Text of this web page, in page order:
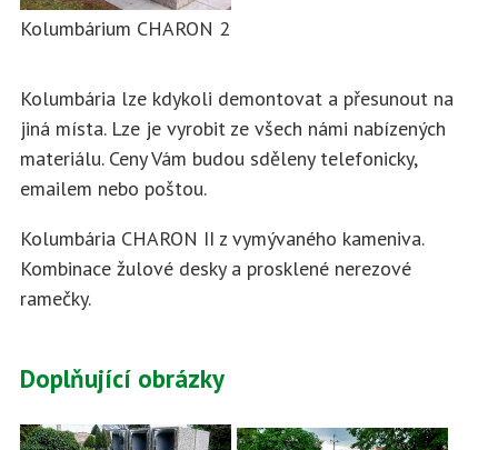
Kolumbárium CHARON 2
Kolumbária lze kdykoli demontovat a přesunout na
jiná místa. Lze je vyrobit ze všech námi nabízených
materiálu. Ceny Vám budou sděleny telefonicky,
emailem nebo poštou.
Kolumbária CHARON II z vymývaného kameniva.
Kombinace žulové desky a prosklené nerezové
ramečky.
Doplňující obrázky